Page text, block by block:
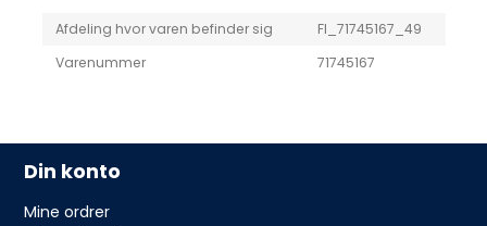
Afdeling hvor varen befinder sig
FI_71745167_49
Varenummer
71745167
Din konto
Mine ordrer